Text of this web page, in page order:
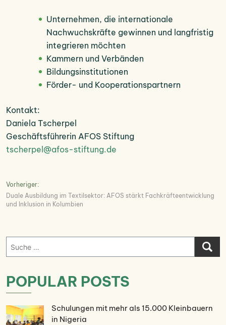
Unternehmen, die internationale
Nachwuchskräfte gewinnen und langfristig
integrieren möchten
Kammern und Verbänden
Bildungsinstitutionen
Förder- und Kooperationspartnern
Kontakt:
Daniela Tscherpel
Geschäftsführerin AFOS Stiftung
tscherpel@afos-stiftung.de
Beitrags-
Navigation
Vorheriger:
Duale Ausbildung im Textilsektor: AFOS stärkt Fachkräfteentwicklung
und Inklusion in Kolumbien
Suche
nach:
POPULAR POSTS
Schulungen mit mehr als 15.000 Kleinbauern
in Nigeria